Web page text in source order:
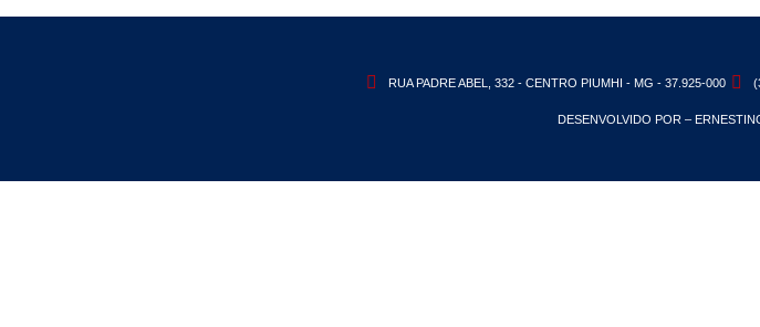
RUA PADRE ABEL, 332 - CENTRO PIUMHI - MG - 37.925-000
DESENVOLVIDO POR –